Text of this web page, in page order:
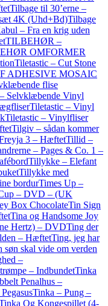
Tilbage til 30’erne –
4K (Uhd+Bd)Tilbage
– Fra en krig uden
TILBEHØR –
OMFORMER
Tiletastic – Cut Stone
ADHESIVE MOSAIC
flise
Selvklæbende Vinyl
Tiletastic – Vinyl
Tiletastic – Vinylfliser
Tilgiv – sådan kommer
3 – HæftetTillid –
– Pages & Co. 1 –
Tillykke – Elefant
Tillykke med
bordurTimes Up –
– DVD – (UK
Box ChocolateTin Sign
Tina og Handsome Joy
Hertz) – DVDTing der
– HæftetTing, jeg har
søn skal vide om verden
–
– IndbundetTinka
Penalhus –
Tinka – Pung –
Og Kongespillet (4-